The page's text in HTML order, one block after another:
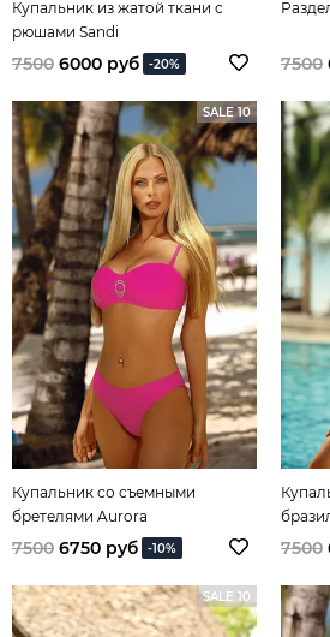
Купальник из жатой ткани с
рюшами Sandi
7500 6000 руб -20% 7500
SALE 10
Купальник со съемными
бретелями Aurora
7500 6750 руб -10% 7500
SALE 10